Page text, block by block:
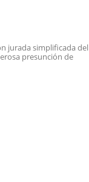
jurada simplificada del
presunción de